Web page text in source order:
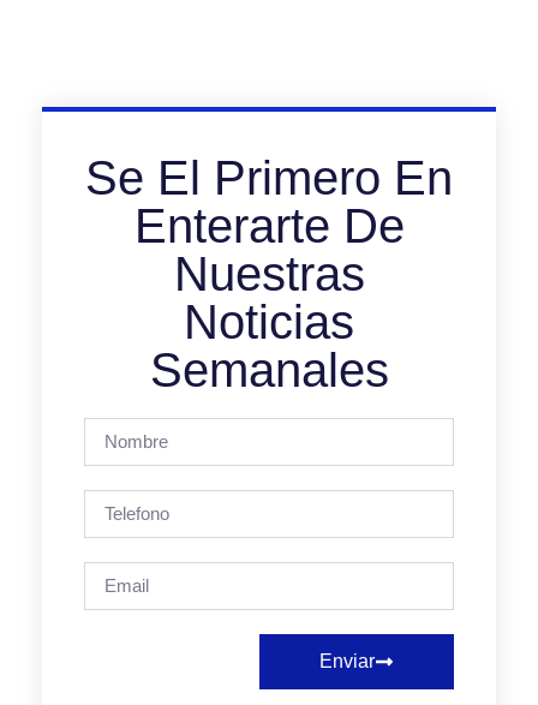
Se El Primero En
Enterarte De
Nuestras
Noticias
Semanales
Enviar